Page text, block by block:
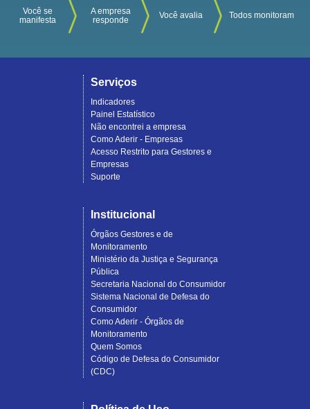
Você se
manifesta
A empresa
responde
Você avalia Todos monitoram
Serviços
Indicadores
Painel Estatístico
Não encontrei a empresa
Como Aderir - Empresas
Acesso Restrito para Gestores e
Empresas
Suporte
Institucional
Órgãos Gestores e de
Monitoramento
Ministério da Justiça e Segurança
Pública
Secretaria Nacional do Consumidor
Sistema Nacional de Defesa do
Consumidor
Como Aderir - Órgãos de
Monitoramento
Quem Somos
Código de Defesa do Consumidor
(CDC)